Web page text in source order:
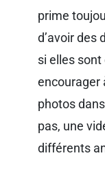
prime
d’avoir des
si elles
encourager
photos
pas, une
différents